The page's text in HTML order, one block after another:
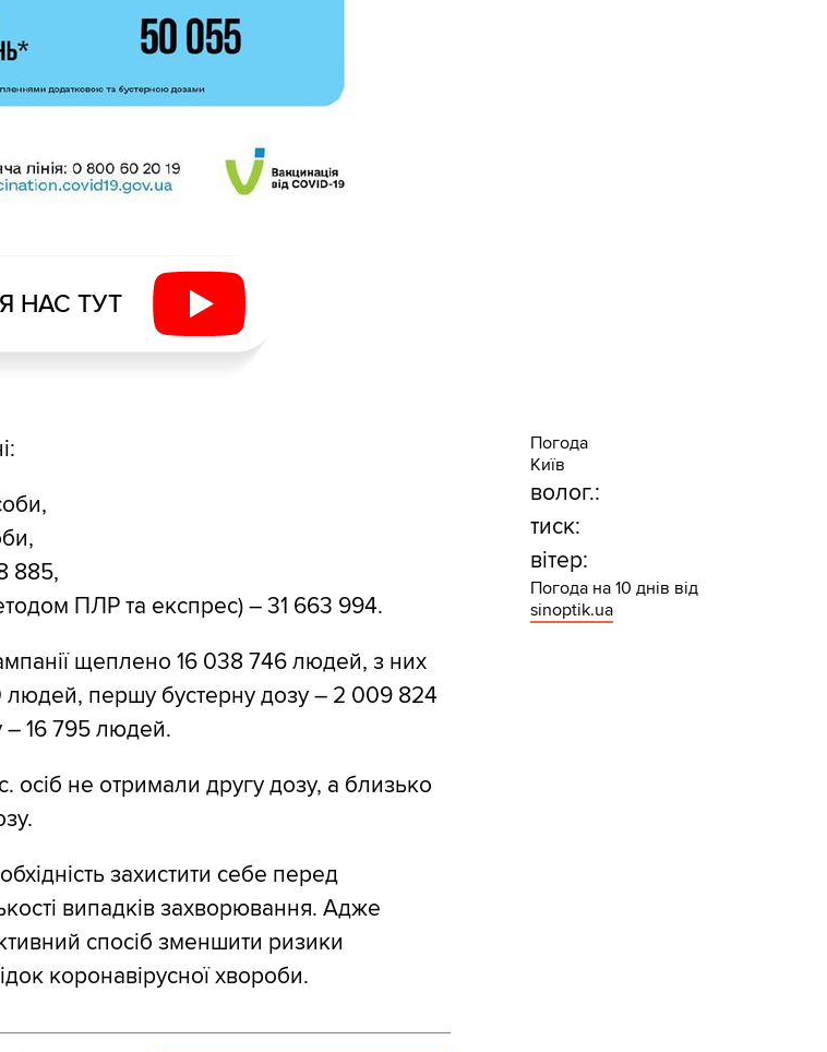
НАС ТУТ
885,
ПЛР та експрес) – 31 663 994.
щеплено 16 038 746 людей, з них
людей, першу бустерну дозу – 2 009 824
– 16 795 людей.
не отримали другу дозу, а близько
захистити себе перед
випадків захворювання. Адже
спосіб зменшити ризики
коронавірусної хвороби.
Погода
Київ
волог.:
тиск:
вітер:
Погода на 10 днів від
sinoptik.ua